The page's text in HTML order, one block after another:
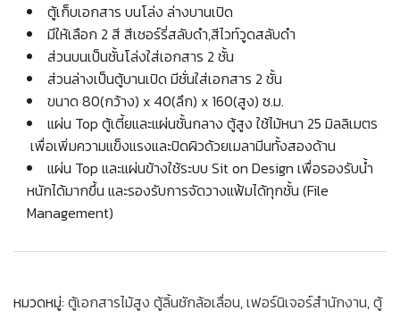
ตู้เก็บเอกสาร บนโล่ง ล่างบานเปิด
มีให้เลือก 2 สี สีเชอร์รี่สลับดำ,สีไวท์วูดสลับดำ
ส่วนบนเป็นชั้นโล่งใส่เอกสาร 2 ชั้น
ส่วนล่างเป็นตู้บานเปิด มีชั่นใส่เอกสาร 2 ชั้น
ขนาด 80(กว้าง) x 40(ลึก) x 160(สูง) ซ.ม.
แผ่น Top ตู้เตี้ยและแผ่นชั้นกลาง ตู้สูง ใช้ไม้หนา 25 มิลลิเมตร
เพื่อเพิ่มความแข็งแรงและปิดผิวด้วยเมลามีนทั้งสองด้าน
แผ่น Top และแผ่นข้างใช้ระบบ Sit on Design เพื่อรองรับน้ำ
หนักได้มากขึ้น และรองรับการจัดวางแฟ้มได้ทุกชั้น (File
Management)
หมวดหมู่: ตู้เอกสารไม้สูง ตู้ลิ้นชักล้อเลื่อน,เฟอร์นิเจอร์สำนักงาน,ตู้